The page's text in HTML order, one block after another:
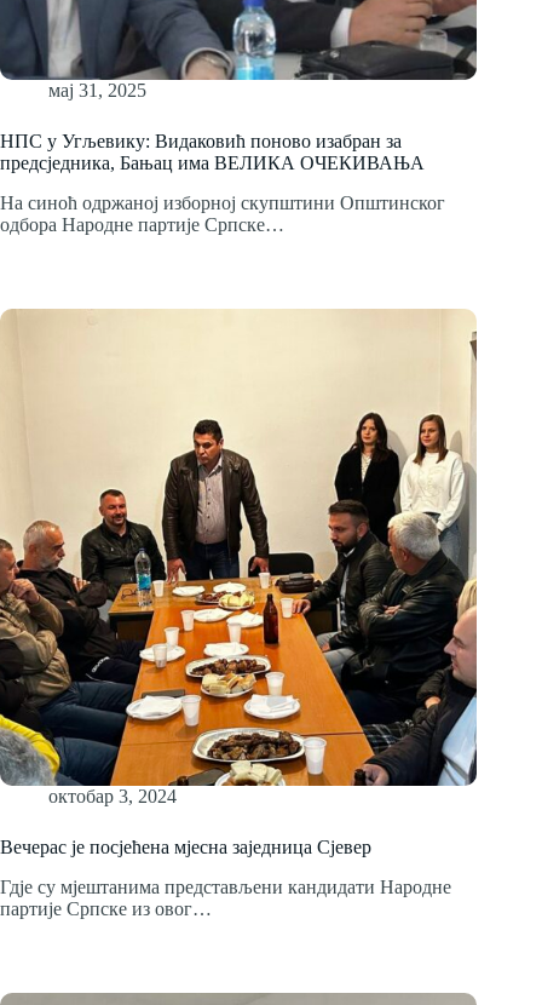
мај 31, 2025
НПС у Угљевику: Видаковић поново изабран за
предсједника, Бањац има ВЕЛИКА ОЧЕКИВАЊА
На синоћ одржаној изборној скупштини Општинског
одбора Народне партије Српске…
октобар 3, 2024
Вечерас је посјећена мјесна заједница Сјевер
Гдје су мјештанима представљени кандидати Народне
партије Српске из овог…